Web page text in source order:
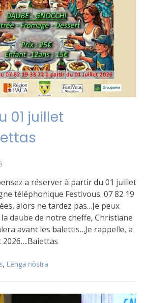
01 juillet
a réserver à partir du 01 juillet
téléphonique Festivous. 07 82 19
alors ne tardez pas…Je peux
daube de notre cheffe, Christiane
avant les balettis…Je rappelle, a
, Lenga nòstra